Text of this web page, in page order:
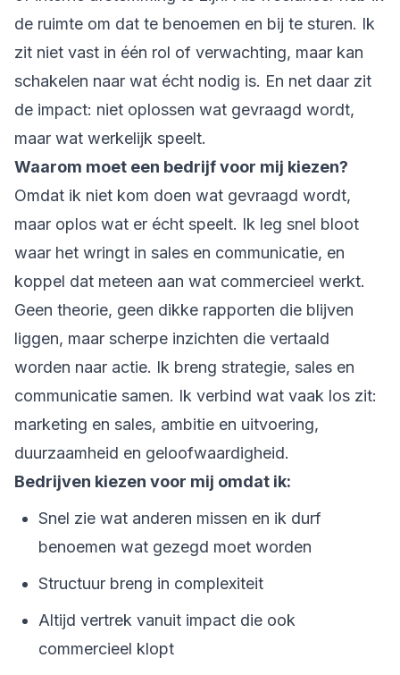
de ruimte om dat te benoemen en bij te sturen. Ik
zit niet vast in één rol of verwachting, maar kan
schakelen naar wat écht nodig is. En net daar zit
de impact: niet oplossen wat gevraagd wordt,
maar wat werkelijk speelt.
Waarom moet een bedrijf voor mij kiezen?
Omdat ik niet kom doen wat gevraagd wordt,
maar oplos wat er écht speelt. Ik leg snel bloot
waar het wringt in sales en communicatie, en
koppel dat meteen aan wat commercieel werkt.
Geen theorie, geen dikke rapporten die blijven
liggen, maar scherpe inzichten die vertaald
worden naar actie. Ik breng strategie, sales en
communicatie samen. Ik verbind wat vaak los zit:
marketing en sales, ambitie en uitvoering,
duurzaamheid en geloofwaardigheid.
Bedrijven kiezen voor mij omdat ik:
Snel zie wat anderen missen en ik durf
benoemen wat gezegd moet worden
Structuur breng in complexiteit
Altijd vertrek vanuit impact die ook
commercieel klopt